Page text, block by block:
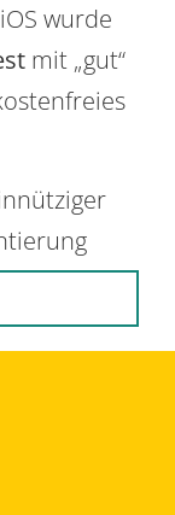
wurde
mit „gut“